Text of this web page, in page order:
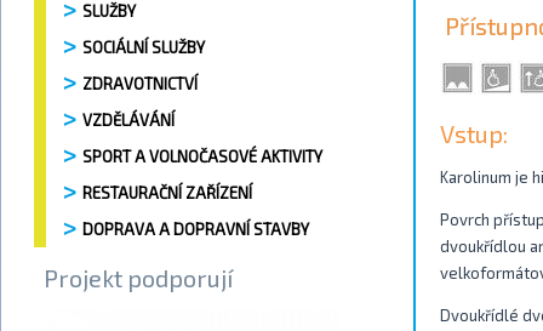
SLUŽBY
SOCIÁLNÍ SLUŽBY
ZDRAVOTNICTVÍ
VZDĚLÁVÁNÍ
SPORT A VOLNOČASOVÉ AKTIVITY
RESTAURAČNÍ ZAŘÍZENÍ
DOPRAVA A DOPRAVNÍ STAVBY
Projekt podporují
Vstup:
Karolinum je
Povrch
dvoukřídlou
Dvoukřídlé